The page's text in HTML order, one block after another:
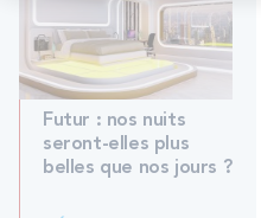
Futur : nos nuits
seront-elles plus
belles que nos jours ?